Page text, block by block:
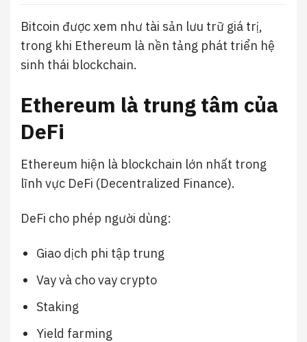
Bitcoin được xem như tài sản lưu trữ giá trị,
trong khi Ethereum là nền tảng phát triển hệ
sinh thái blockchain.
Ethereum là trung tâm của
DeFi
Ethereum hiện là blockchain lớn nhất trong
lĩnh vực DeFi (Decentralized Finance).
DeFi cho phép người dùng:
Giao dịch phi tập trung
Vay và cho vay crypto
Staking
Yield farming